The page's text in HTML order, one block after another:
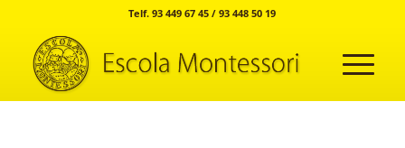
Telf. 93 449 67 45 / 93 448 50 19